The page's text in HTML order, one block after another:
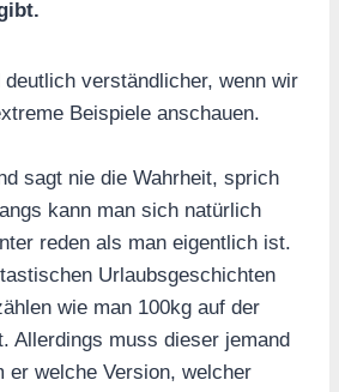
deutlich verständlicher, wenn wir
Beispiele anschauen.
sagt nie die Wahrheit, sprich
kann man sich natürlich
reden als man eigentlich ist.
Urlaubsgeschichten
wie man 100kg auf der
Allerdings muss dieser jemand
er welche Version, welcher